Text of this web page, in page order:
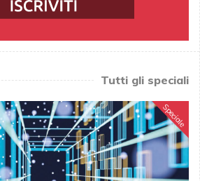
Tutti gli speciali
Speciale